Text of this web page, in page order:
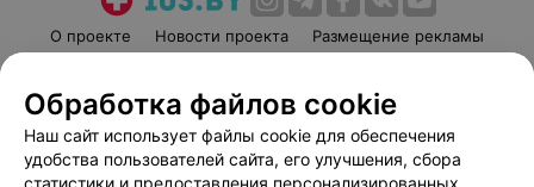
О проекте Новости проекта
Размещение рекламы
Пользовательское соглашение
Способы оплаты
Вакансии
Партнеры
Написать руководителю 103.by
Обработка файлов cookie
Наш сайт использует файлы cookie для обеспечения
удобства пользователей сайта, его улучшения, сбора
статистики и предоставления персонализированных